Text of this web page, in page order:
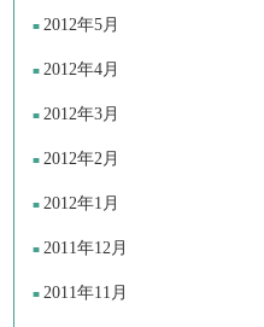
2012年5月
2012年4月
2012年3月
2012年2月
2012年1月
2011年12月
2011年11月